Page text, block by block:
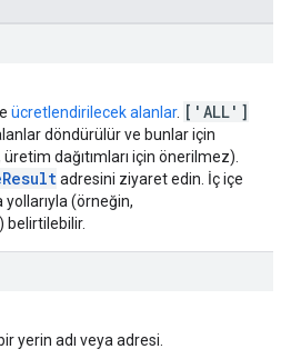
ücretlendirilecek alanlar. ['ALL']
döndürülür ve bunlar için
dağıtımları için önerilmez).
adresini ziyaret edin. İç içe
(örneğin,
) belirtilebilir.
yerin adı veya adresi.